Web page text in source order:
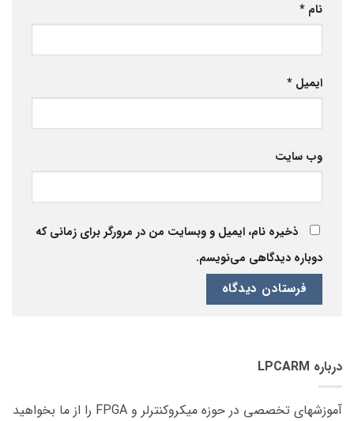
نام *
ایمیل *
وب‌ سایت
ذخیره نام، ایمیل و وبسایت من در مرورگر برای زمانی که
دوباره دیدگاهی می‌نویسم.
درباره LPCARM
آموزشهای تخصصی در حوزه میکروکنترلر و FPGA را از ما بخواهید